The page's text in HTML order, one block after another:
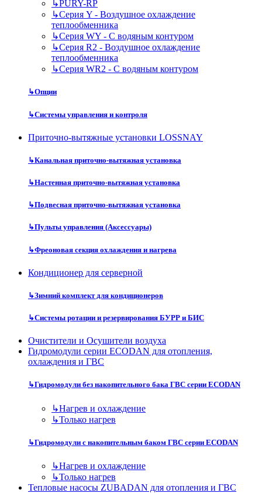
↳PURY-RP
↳Серия Y - Воздушное охлаждение
теплообменника
↳Серия WY - С водяным контуром
↳Серия R2 - Воздушное охлаждение
теплообменника
↳Серия WR2 - С водяным контуром
↳Опции
↳Системы управления и контроля
Приточно-вытяжные установки LOSSNAY
↳Канальная приточно-вытяжная установка
↳Настенная приточно-вытяжная установка
↳Подвесная приточно-вытяжная установка
↳Пульты управления (Аксессуары)
↳Фреоновая секция охлаждения и нагрева
Кондиционер для серверной
↳Зимний комплект для кондиционеров
↳Системы ротации и резервирования БУРР и БИС
Очистители и Осушители воздуха
Гидромодули серии ECODAN для отопления,
охлаждения и ГВС
↳Гидромодули без накопительного бака ГВС серии ECODAN
↳Нагрев и охлаждение
↳Только нагрев
↳Гидромодули с накопительным баком ГВС серии ECODAN
↳Нагрев и охлаждение
↳Только нагрев
Тепловые насосы ZUBADAN для отопления и ГВС